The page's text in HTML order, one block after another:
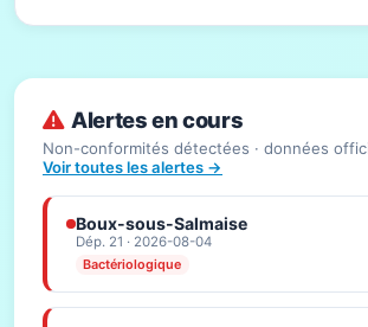
Alertes en cours
Non-conformités détectées · données
Voir toutes les alertes →
Boux-sous-Salmaise
Dép. 21 · 2026-08-04
Bactériologique